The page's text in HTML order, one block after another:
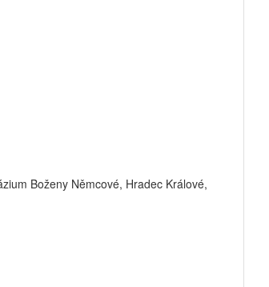
Boženy Němcové, Hradec Králové,